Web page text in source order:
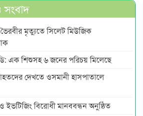
সংবাদ
মৃত্যুতে সিলেট মিউজিক
এক শিশুসহ ৬ জনের পরিচয় মিলেছে
দেখতে ওসমানী হাসপাতালে
ইভটিজিং বিরোধী মানববন্ধন অনুষ্ঠিত